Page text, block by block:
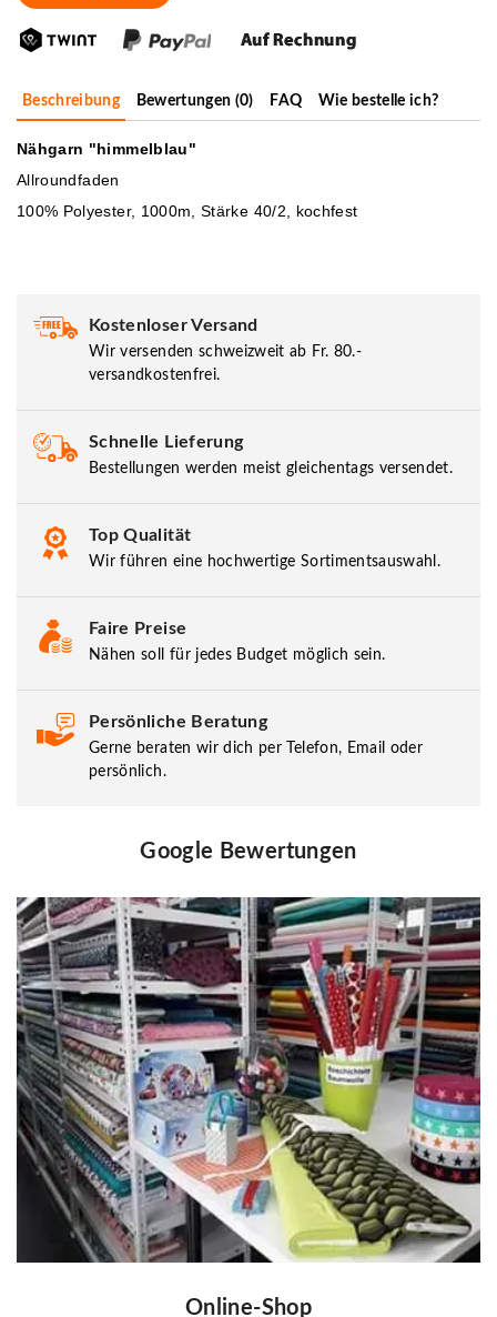
Beschreibung Bewertungen (0) FAQ Wie bestelle ich?
Nähgarn "himmelblau"
Allroundfaden
100% Polyester, 1000m, Stärke 40/2, kochfest
Kostenloser Versand
Wir versenden schweizweit ab Fr. 80.-
versandkostenfrei.
Schnelle Lieferung
Bestellungen werden meist gleichentags versendet.
Top Qualität
Wir führen eine hochwertige Sortimentsauswahl.
Faire Preise
Nähen soll für jedes Budget möglich sein.
Persönliche Beratung
Gerne beraten wir dich per Telefon, Email oder
persönlich.
Google Bewertungen
Online-Shop